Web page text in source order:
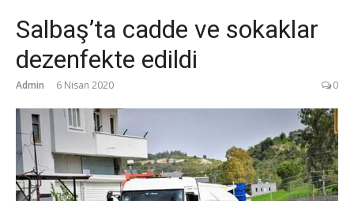
Salbaş’ta cadde ve sokaklar
dezenfekte edildi
Admin 6 Nisan 2020 0